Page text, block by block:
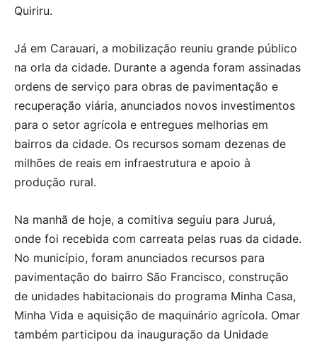
Quiriru.
Já em Carauari, a mobilização reuniu grande público
na orla da cidade. Durante a agenda foram assinadas
ordens de serviço para obras de pavimentação e
recuperação viária, anunciados novos investimentos
para o setor agrícola e entregues melhorias em
bairros da cidade. Os recursos somam dezenas de
milhões de reais em infraestrutura e apoio à
produção rural.
Na manhã de hoje, a comitiva seguiu para Juruá,
onde foi recebida com carreata pelas ruas da cidade.
No município, foram anunciados recursos para
pavimentação do bairro São Francisco, construção
de unidades habitacionais do programa Minha Casa,
Minha Vida e aquisição de maquinário agrícola. Omar
também participou da inauguração da Unidade